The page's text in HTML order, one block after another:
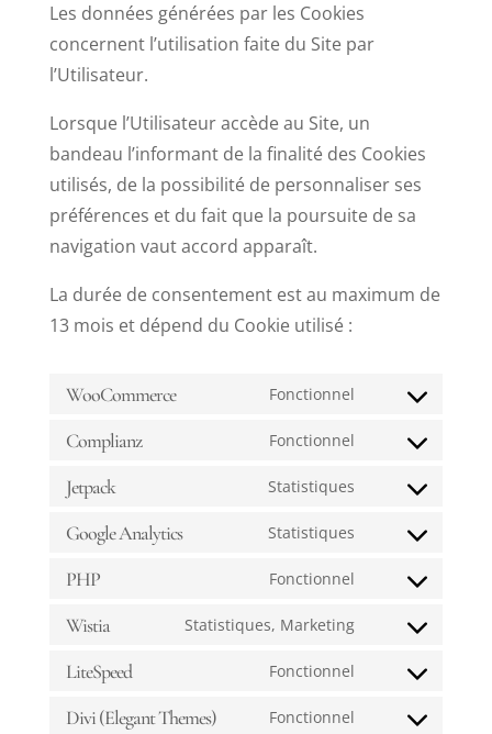
Les données générées par les Cookies
concernent l’utilisation faite du Site par
l’Utilisateur.
Lorsque l’Utilisateur accède au Site, un
bandeau l’informant de la finalité des Cookies
utilisés, de la possibilité de personnaliser ses
préférences et du fait que la poursuite de sa
navigation vaut accord apparaît.
La durée de consentement est au maximum de
13 mois et dépend du Cookie utilisé :
WooCommerce Fonctionnel
Consent
Complianz Fonctionnel
Consent
complianz
Jetpack Statistiques
Consent
jetpack
Google Analytics Statistiques
Consent
google-
analytics
PHP Fonctionnel
Consent
Wistia Statistiques, Marketing
Consent
wistia
LiteSpeed Fonctionnel
Consent
Divi (Elegant Themes) Fonctionnel